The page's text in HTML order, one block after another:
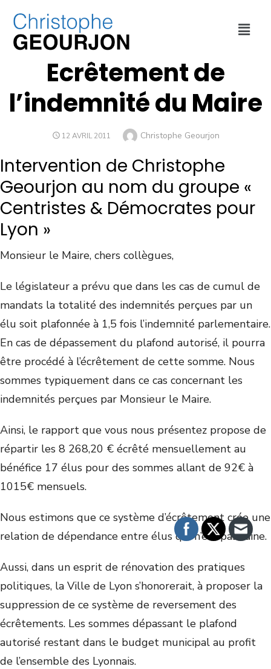
COLLECTIVITÉ, FINANCES
Ecrêtement de
l’indemnité du Maire
12 AVRIL 2011 Christophe Geourjon
Intervention de Christophe
Geourjon au nom du groupe «
Centristes & Démocrates pour
Lyon »
Monsieur le Maire, chers collègues,
Le législateur a prévu que dans les cas de cumul de
mandats la totalité des indemnités perçues par un
élu soit plafonnée à 1,5 fois l’indemnité parlementaire.
En cas de dépassement du plafond autorisé, il pourra
être procédé à l’écrêtement de cette somme. Nous
sommes typiquement dans ce cas concernant les
indemnités perçues par Monsieur le Maire.
Ainsi, le rapport que vous nous présentez propose de
répartir les 8 268,20 € écrêté mensuellement au
bénéfice 17 élus pour des sommes allant de 92€ à
1015€ mensuels.
Nous estimons que ce système d’écrêtement crée une
relation de dépendance entre élus qui n’est pas saine.
Aussi, dans un esprit de rénovation des pratiques
politiques, la Ville de Lyon s’honorerait, à proposer la
suppression de ce système de reversement des
écrêtements. Les sommes dépassant le plafond
autorisé restant dans le budget municipal au profit
de l’ensemble des Lyonnais.